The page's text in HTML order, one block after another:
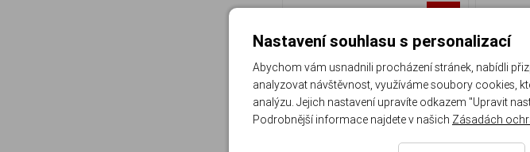
Nastavení souhlasu s personalizací
Abychom vám usnadnili procházení stránek, nabídli
analyzovat návštěvnost, využíváme soubory cookies,
analýzu. Jejich nastavení upravíte odkazem "Upravit
Podrobnější informace najdete v našich Zásadách